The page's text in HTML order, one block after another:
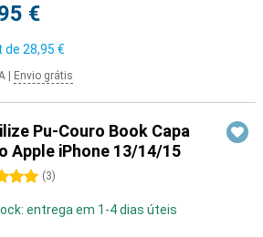
€
de 28,95 €
Envio grátis
Pu-Couro Book Capa
Apple iPhone 13/14/15
(3)
entrega em 1-4 dias úteis